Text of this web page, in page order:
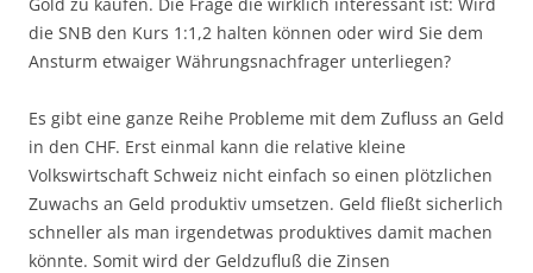
die SNB den Kurs 1:1,2 halten können oder wird Sie dem
Ansturm etwaiger Währungsnachfrager unterliegen?
Es gibt eine ganze Reihe Probleme mit dem Zufluss an Geld
in den CHF. Erst einmal kann die relative kleine
Volkswirtschaft Schweiz nicht einfach so einen plötzlichen
Zuwachs an Geld produktiv umsetzen. Geld fließt sicherlich
schneller als man irgendetwas produktives damit machen
könnte. Somit wird der Geldzufluß die Zinsen